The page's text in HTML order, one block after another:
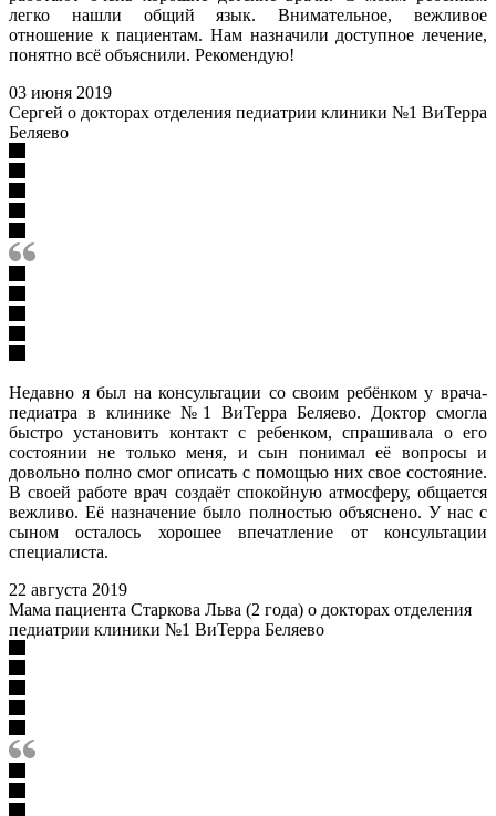
легко нашли общий язык. Внимательное, вежливое
отношение к пациентам. Нам назначили доступное лечение,
понятно всё объяснили. Рекомендую!
03 июня 2019
Сергей о докторах отделения педиатрии клиники №1 ВиТерра
Беляево
Недавно я был на консультации со своим ребёнком у врача-
педиатра в клинике №1 ВиТерра Беляево. Доктор смогла
быстро установить контакт с ребенком, спрашивала о его
состоянии не только меня, и сын понимал её вопросы и
довольно полно смог описать с помощью них свое состояние.
В своей работе врач создаёт спокойную атмосферу, общается
вежливо. Её назначение было полностью объяснено. У нас с
сыном осталось хорошее впечатление от консультации
специалиста.
22 августа 2019
Мама пациента Старкова Льва (2 года) о докторах отделения
педиатрии клиники №1 ВиТерра Беляево